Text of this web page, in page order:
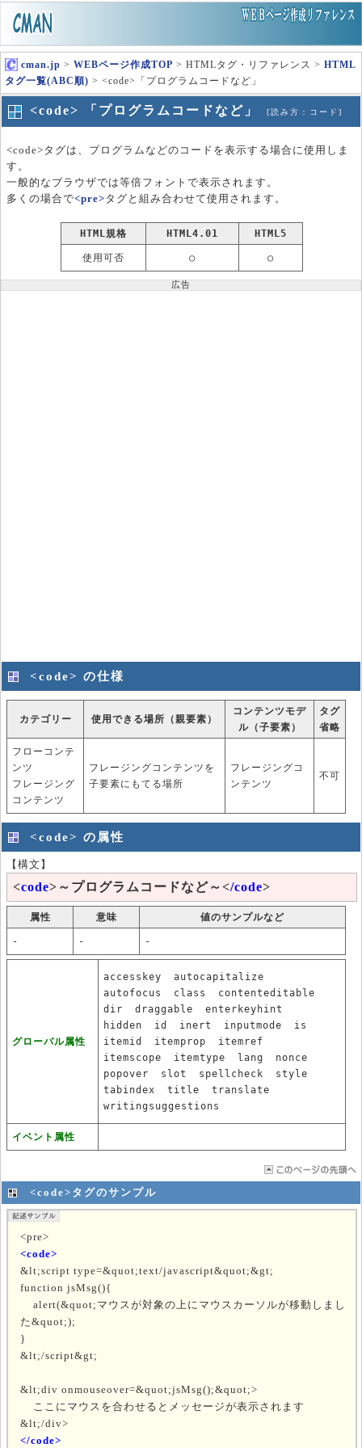
cman.jp > WEBページ作成TOP > HTMLタグ・リファレンス > HTML
タグ一覧(ABC順) > <code>「プログラムコードなど」
<code> 「プログラムコードなど」 [読み方：コード]
<code>タグは、プログラムなどのコードを表示する場合に使用しま
す。
一般的なブラウザでは等倍フォントで表示されます。
多くの場合で<pre>タグと組み合わせて使用されます。
HTML規格 HTML4.01 HTML5
使用可否 ○ ○
広告
<code> の仕様
カテゴリー 使用できる場所（親要素）
コンテンツモデ
ル（子要素）
タグ
省略
フローコンテ
ンツ
フレージング
コンテンツ
フレージングコンテンツを
子要素にもてる場所
フレージングコ
ンテンツ
不可
<code> の属性
【構文】
<code>～プログラムコードなど～</code>
属性 意味 値のサンプルなど
- - -
グローバル属性
accesskey
autocapitalize
autofocus
class
contenteditable
dir
draggable
enterkeyhint
hidden
id inert inputmode
is
itemid
itemprop
itemref
itemscope
itemtype lang
nonce
popover
slot spellcheck
style
tabindex
title
translate
writingsuggestions
イベント属性
<code>タグのサンプル
<pre>
<code>
&lt;script type=&quot;text/javascript&quot;&gt;
function jsMsg(){
alert(&quot;マウスが対象の上にマウスカーソルが移動しまし
た&quot;);
}
&lt;/script&gt;
&lt;div onmouseover=&quot;jsMsg();&quot;>
ここにマウスを合わせるとメッセージが表示されます
&lt;/div>
</code>